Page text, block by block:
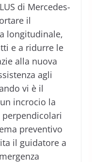
di Mercedes-
il
longitudinale,
e a ridurre le
alla nuova
agli
vi è il
incrocio la
preventivo
il guidatore a